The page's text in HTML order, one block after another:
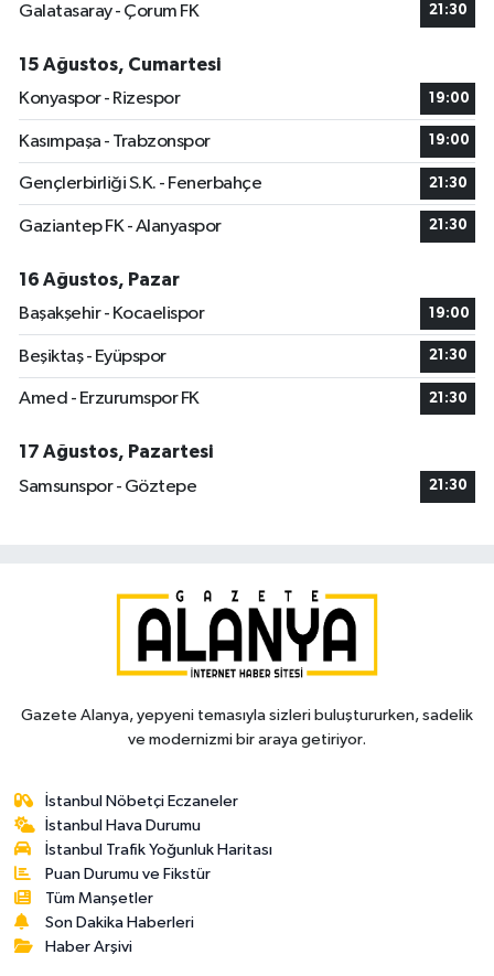
Galatasaray - Çorum FK
21:30
15 Ağustos, Cumartesi
Konyaspor - Rizespor
19:00
Kasımpaşa - Trabzonspor 19:00
Gençlerbirliği S.K. - Fenerbahçe 21:30
Gaziantep FK - Alanyaspor 21:30
16 Ağustos, Pazar
Başakşehir - Kocaelispor
19:00
Beşiktaş - Eyüpspor 21:30
Amed - Erzurumspor FK 21:30
17 Ağustos, Pazartesi
Samsunspor - Göztepe
21:30
Gazete Alanya, yepyeni temasıyla sizleri buluştururken, sadelik
ve modernizmi bir araya getiriyor.
İstanbul Nöbetçi Eczaneler
İstanbul Hava Durumu
İstanbul Trafik Yoğunluk Haritası
Puan Durumu ve Fikstür
Tüm Manşetler
Son Dakika Haberleri
Haber Arşivi